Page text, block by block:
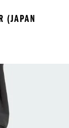
(JAPAN